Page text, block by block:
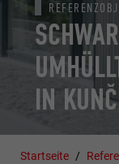
IN
Startseite